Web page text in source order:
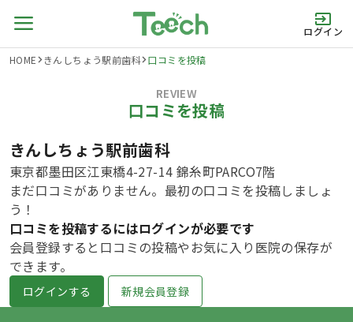
ログイン
HOME きんしちょう駅前歯科 口コミを投稿
REVIEW
口コミを投稿
きんしちょう駅前歯科
東京都墨田区江東橋4-27-14 錦糸町PARCO7階
まだ口コミがありません。最初の口コミを投稿しましょ
う！
口コミを投稿するにはログインが必要です
会員登録すると口コミの投稿やお気に入り医院の保存が
できます。
ログインする 新規会員登録